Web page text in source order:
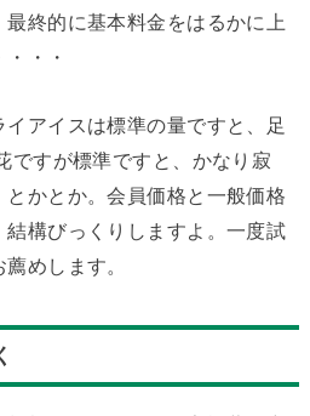
終的に基本料金をはるかに上
・・
イアイスは標準の量ですと、足
ですが標準ですと、かなり寂
かとか。会員価格と一般価格
構びっくりしますよ。一度試
めします。